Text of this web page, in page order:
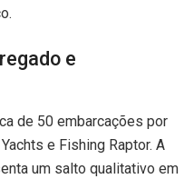
e
de 50 embarcações por
e Fishing Raptor. A
um salto qualitativo em